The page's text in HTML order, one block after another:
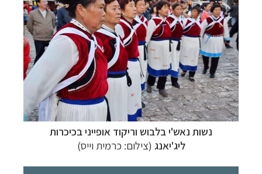
נשות נאש'י בלבוש וריקוד אופייני בכיכרות
ליג'יאנג (צילום: כרמית וייס)